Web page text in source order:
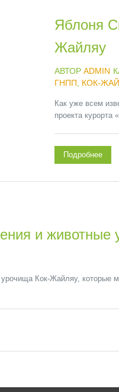
Яблоня
Жайляу
АВТОР ADMIN
ГНПП
КОК-
Как уже всем
проекта курорта
Подробнее
и
Кок-Жайляу, которые